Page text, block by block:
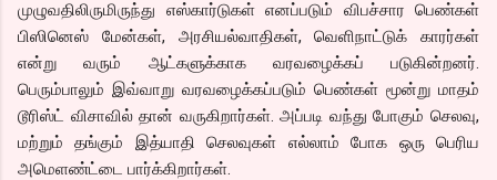
முழுவதிலிருமிருந்து எஸ்கார்டுகள் எனப்படும் விபச்சார பெண்கள்
பிஸினெஸ் மேன்கள், அரசியல்வாதிகள், வெளிநாட்டுக் காரர்கள்
என்று வரும் ஆட்களுக்காக வரவழைக்கப் படுகின்றனர்.
பெரும்பாலும் இவ்வாறு வரவழைக்கப்படும் பெண்கள் மூன்று மாதம்
டூரிஸ்ட் விசாவில் தான் வருகிறார்கள். அப்படி வந்து போகும் செலவு,
மற்றும் தங்கும் இத்யாதி செலவுகள் எல்லாம் போக ஒரு பெரிய
அமெளண்ட்டை பார்க்கிறார்கள்.